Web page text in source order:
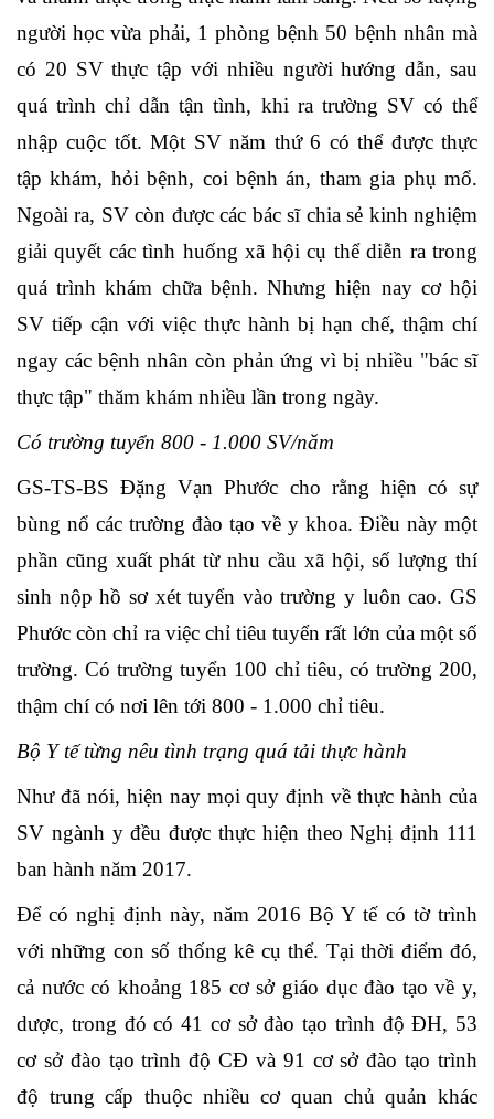
người học vừa phải, 1 phòng bệnh 50 bệnh nhân mà
có 20 SV thực tập với nhiều người hướng dẫn, sau
quá trình chỉ dẫn tận tình, khi ra trường SV có thể
nhập cuộc tốt. Một SV năm thứ 6 có thể được thực
tập khám, hỏi bệnh, coi bệnh án, tham gia phụ mổ.
Ngoài ra, SV còn được các bác sĩ chia sẻ kinh nghiệm
giải quyết các tình huống xã hội cụ thể diễn ra trong
quá trình khám chữa bệnh. Nhưng hiện nay cơ hội
SV tiếp cận với việc thực hành bị hạn chế, thậm chí
ngay các bệnh nhân còn phản ứng vì bị nhiều "bác sĩ
thực tập" thăm khám nhiều lần trong ngày.
Có trường tuyển 800 - 1.000 SV/năm
GS-TS-BS Đặng Vạn Phước cho rằng hiện có sự
bùng nổ các trường đào tạo về y khoa. Điều này một
phần cũng xuất phát từ nhu cầu xã hội, số lượng thí
sinh nộp hồ sơ xét tuyển vào trường y luôn cao. GS
Phước còn chỉ ra việc chỉ tiêu tuyển rất lớn của một số
trường. Có trường tuyển 100 chỉ tiêu, có trường 200,
thậm chí có nơi lên tới 800 - 1.000 chỉ tiêu.
Bộ Y tế từng nêu tình trạng quá tải thực hành
Như đã nói, hiện nay mọi quy định về thực hành của
SV ngành y đều được thực hiện theo Nghị định 111
ban hành năm 2017.
Để có nghị định này, năm 2016 Bộ Y tế có tờ trình
với những con số thống kê cụ thể. Tại thời điểm đó,
cả nước có khoảng 185 cơ sở giáo dục đào tạo về y,
dược, trong đó có 41 cơ sở đào tạo trình độ ĐH, 53
cơ sở đào tạo trình độ CĐ và 91 cơ sở đào tạo trình
độ trung cấp thuộc nhiều cơ quan chủ quản khác